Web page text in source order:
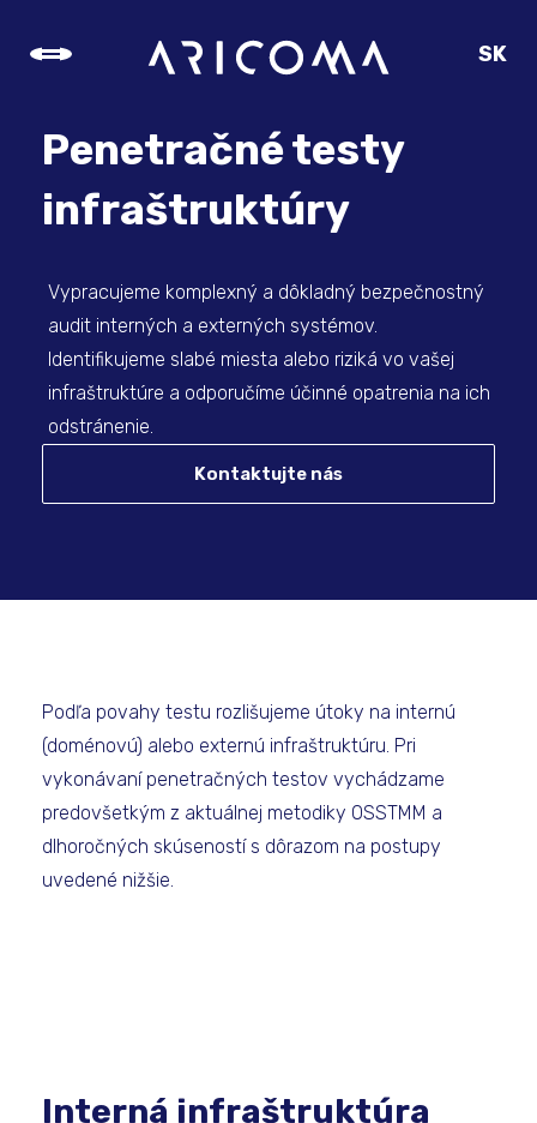
SK
Penetračné testy
infraštruktúry
Vypracujeme komplexný a dôkladný bezpečnostný
audit interných a externých systémov.
Identifikujeme slabé miesta alebo riziká vo vašej
infraštruktúre a odporučíme účinné opatrenia na ich
odstránenie.
Kontaktujte nás
Podľa povahy testu rozlišujeme útoky na internú
(doménovú) alebo externú infraštruktúru. Pri
vykonávaní penetračných testov vychádzame
predovšetkým z aktuálnej metodiky OSSTMM a
dlhoročných skúseností s dôrazom na postupy
uvedené nižšie.
Interná infraštruktúra